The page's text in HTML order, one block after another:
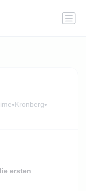
•Kronberg•
ersten